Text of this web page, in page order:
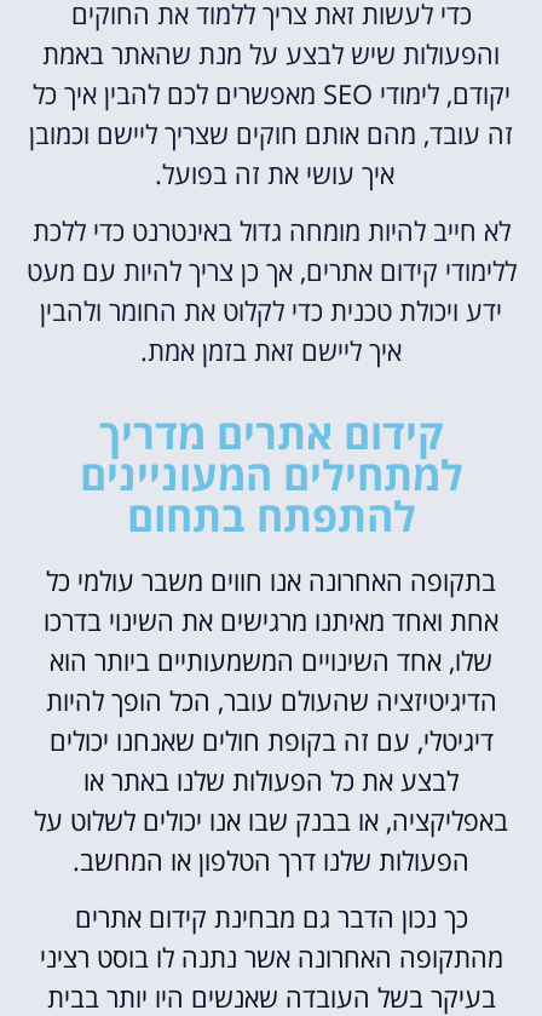
כדי לעשות זאת צריך ללמוד את החוקים
והפעולות שיש לבצע על מנת שהאתר באמת
יקודם, לימודי SEO מאפשרים לכם להבין איך כל
זה עובד, מהם אותם חוקים שצריך ליישם וכמובן
איך עושי את זה בפועל.
לא חייב להיות מומחה גדול באינטרנט כדי ללכת
ללימודי קידום אתרים, אך כן צריך להיות עם מעט
ידע ויכולת טכנית כדי לקלוט את החומר ולהבין
איך ליישם זאת בזמן אמת.
קידום אתרים מדריך
למתחילים המעוניינים
להתפתח בתחום
בתקופה האחרונה אנו חווים משבר עולמי כל
אחת ואחד מאיתנו מרגישים את השינוי בדרכו
שלו, אחד השינויים המשמעותיים ביותר הוא
הדיגיטיזציה שהעולם עובר, הכל הופך להיות
דיגיטלי, עם זה בקופת חולים שאנחנו יכולים
לבצע את כל הפעולות שלנו באתר או
באפליקציה, או בבנק שבו אנו יכולים לשלוט על
הפעולות שלנו דרך הטלפון או המחשב.
כך נכון הדבר גם מבחינת קידום אתרים
מהתקופה האחרונה אשר נתנה לו בוסט רציני
בעיקר בשל העובדה שאנשים היו יותר בבית